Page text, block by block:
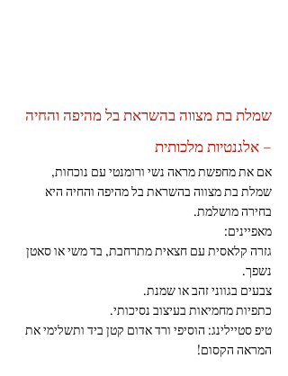
שמלת בת מצווה בהשראת בל מהיפה והחיה
– אלגנטיות מלכותית
אם את מחפשת מראה נשי ורומנטי עם נוכחות,
שמלת בת מצווה בהשראת בל מהיפה והחיה היא
בחירה מושלמת.
מאפיינים:
גזרה קלאסית עם חצאית מתרחבת, בד משי או סאטן
נשפך.
צבעים בגווני זהב או שמנת.
כתפיות מחמיאות בעיצוב נסיכותי.
טיפ סטיילינג: הוסיפי ורד אדום קטן ביד ותשלימי את
המראה הקסום!